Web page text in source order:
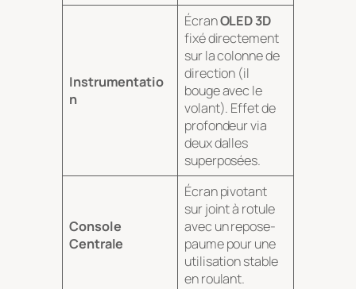
Instrumentatio
n
ÉcranOLED 3D
fixé directement
sur la colonne de
direction (il
bouge avec le
volant). Effet de
profondeur via
deux dalles
superposées.
Console
Centrale
Écran pivotant
sur joint à rotule
avec un repose-
paume pour une
utilisation stable
en roulant.